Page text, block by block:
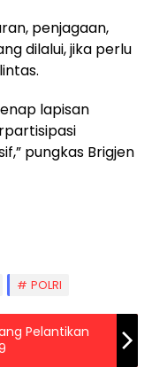
penjagaan,
dilalui, jika perlu
lapisan
pungkas Brigjen
POLRI
Pelantikan